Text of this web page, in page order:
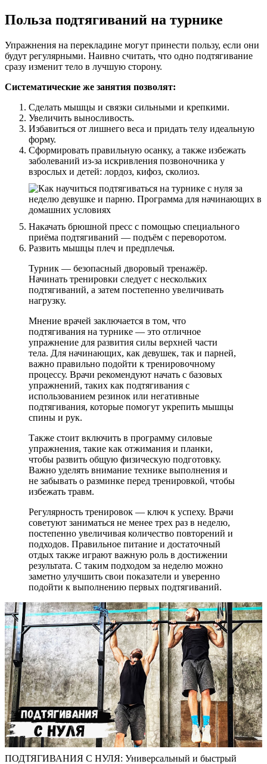
Польза подтягиваний на турнике
Упражнения на перекладине могут принести пользу, если они
будут регулярными. Наивно считать, что одно подтягивание
сразу изменит тело в лучшую сторону.
Систематические же занятия позволят:
Сделать мышцы и связки сильными и крепкими.
Увеличить выносливость.
Избавиться от лишнего веса и придать телу идеальную
форму.
Сформировать правильную осанку, а также избежать
заболеваний из-за искривления позвоночника у
взрослых и детей: лордоз, кифоз, сколиоз.
Накачать брюшной пресс с помощью специального
приёма подтягиваний — подъём с переворотом.
Развить мышцы плеч и предплечья.
Турник — безопасный дворовый тренажёр.
Начинать тренировки следует с нескольких
подтягиваний, а затем постепенно увеличивать
нагрузку.
Мнение врачей заключается в том, что
подтягивания на турнике — это отличное
упражнение для развития силы верхней части
тела. Для начинающих, как девушек, так и парней,
важно правильно подойти к тренировочному
процессу. Врачи рекомендуют начать с базовых
упражнений, таких как подтягивания с
использованием резинок или негативные
подтягивания, которые помогут укрепить мышцы
спины и рук.
Также стоит включить в программу силовые
упражнения, такие как отжимания и планки,
чтобы развить общую физическую подготовку.
Важно уделять внимание технике выполнения и
не забывать о разминке перед тренировкой, чтобы
избежать травм.
Регулярность тренировок — ключ к успеху. Врачи
советуют заниматься не менее трех раз в неделю,
постепенно увеличивая количество повторений и
подходов. Правильное питание и достаточный
отдых также играют важную роль в достижении
результата. С таким подходом за неделю можно
заметно улучшить свои показатели и уверенно
подойти к выполнению первых подтягиваний.
ПОДТЯГИВАНИЯ С НУЛЯ: Универсальный и быстрый